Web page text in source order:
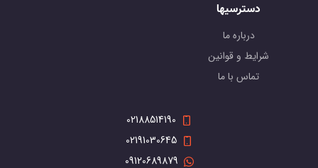
دسترسیها
درباره ما
شرایط و قوانین
تماس با ما
02188514190
02191030645
09120689879